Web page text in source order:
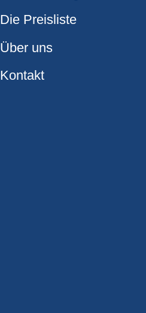
Die Preisliste
Über uns
Kontakt